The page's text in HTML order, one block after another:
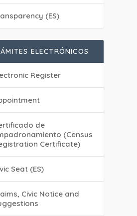
(ES)
ELECTRÓNICOS
Register
de
(Census
Certificate)
Seat (ES)
Civic Notice and